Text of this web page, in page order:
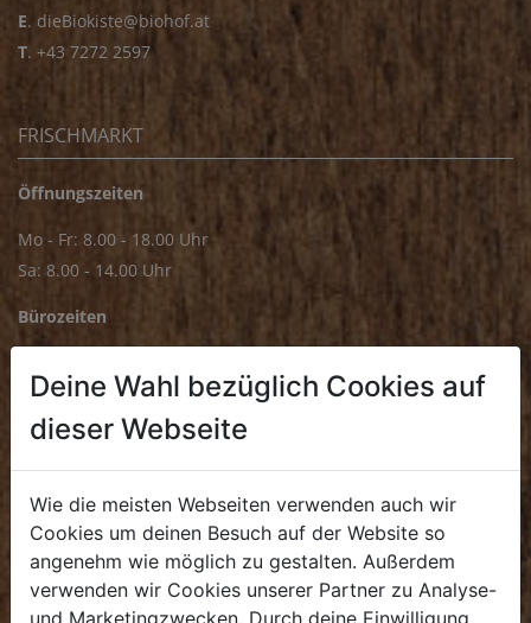
E. dieBiokiste@biohof.at
T. +43 7272 2597
FRISCHMARKT
Öffnungszeiten
Mo - Fr: 8.00 - 18.00 Uhr
Sa: 8.00 - 14.00 Uhr
Bürozeiten
.+43 7272 4859 70
KULINARIUM
Deine Wahl bezüglich Cookies auf
dieser Webseite
Wie die meisten Webseiten verwenden auch wir
Cookies um deinen Besuch auf der Website so
angenehm wie möglich zu gestalten. Außerdem
verwenden wir Cookies unserer Partner zu Analyse-
und Marketingzwecken. Durch deine Einwilligung